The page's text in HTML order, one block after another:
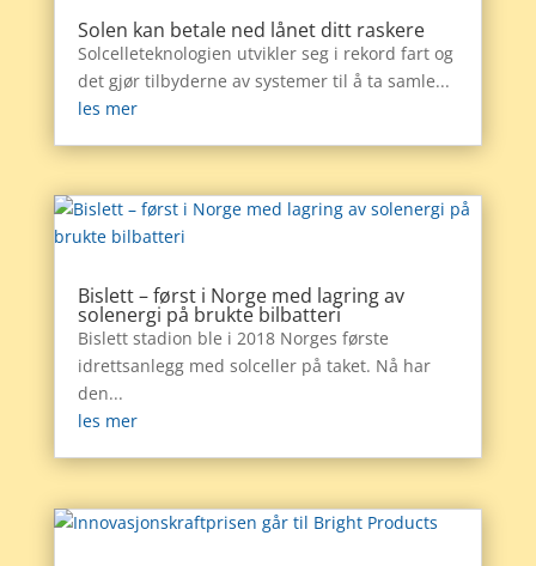
Solen kan betale ned lånet ditt raskere
Solcelleteknologien utvikler seg i rekord fart og
det gjør tilbyderne av systemer til å ta samle...
les mer
Bislett – først i Norge med lagring av
solenergi på brukte bilbatteri
Bislett stadion ble i 2018 Norges første
idrettsanlegg med solceller på taket. Nå har
den...
les mer